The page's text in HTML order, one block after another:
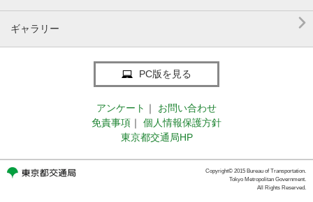
ギャラリー 
PC版を見る
アンケート ｜
お問い合わせ
免責事項 ｜
個人情報保護方針
東京都交通局HP
Copyright© 2015 Bureau of Transportation.
Tokyo Metropolitan Government.
All Rights Reserved.